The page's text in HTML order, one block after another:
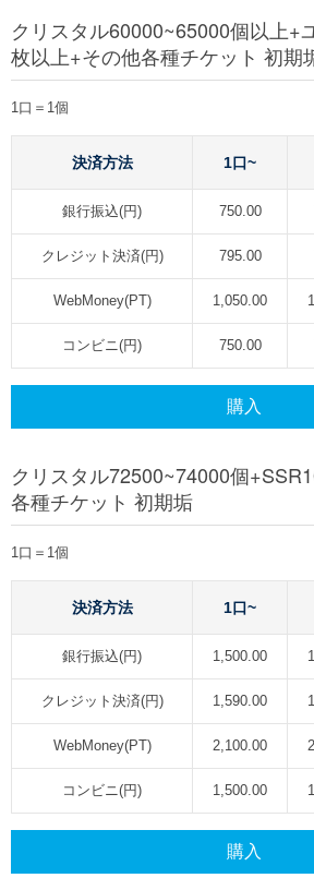
クリスタル60000~65000個以上+
枚以上+その他各種チケット 初期
1口＝1個
決済方法 1口~
銀行振込(円) 750.00
クレジット決済(円) 795.00
WebMoney(PT) 1,050.00
コンビニ(円) 750.00
購入
クリスタル72500~74000個
各種チケット 初期垢
1口＝1個
決済方法 1口~
銀行振込(円) 1,500.00
クレジット決済(円) 1,590.00
WebMoney(PT) 2,100.00
コンビニ(円) 1,500.00
購入